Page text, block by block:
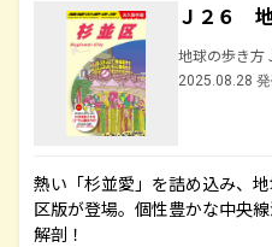
Ｊ２６
地球の歩き方
2025.08.28
熱い「杉並愛」を詰め込み、
区版が登場。個性豊かな中央
解剖！